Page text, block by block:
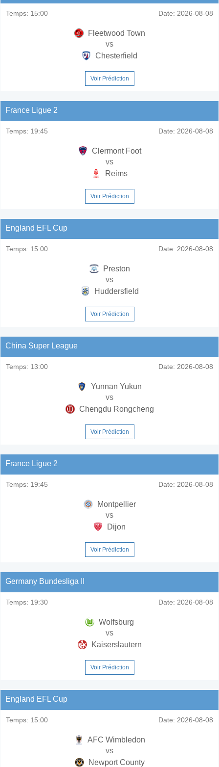
Temps: 15:00 Date: 2026-08-08
Fleetwood Town
vs
Chesterfield
Voir Prédiction
France Ligue 2
Temps: 19:45 Date: 2026-08-08
Clermont Foot
vs
Reims
Voir Prédiction
England EFL Cup
Temps: 15:00 Date: 2026-08-08
Preston
vs
Huddersfield
Voir Prédiction
China Super League
Temps: 13:00 Date: 2026-08-08
Yunnan Yukun
vs
Chengdu Rongcheng
Voir Prédiction
France Ligue 2
Temps: 19:45 Date: 2026-08-08
Montpellier
vs
Dijon
Voir Prédiction
Germany Bundesliga II
Temps: 19:30 Date: 2026-08-08
Wolfsburg
vs
Kaiserslautern
Voir Prédiction
England EFL Cup
Temps: 15:00 Date: 2026-08-08
AFC Wimbledon
vs
Newport County